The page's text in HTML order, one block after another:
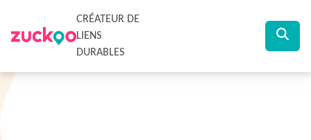
CRÉATEUR DE
LIENS
DURABLES